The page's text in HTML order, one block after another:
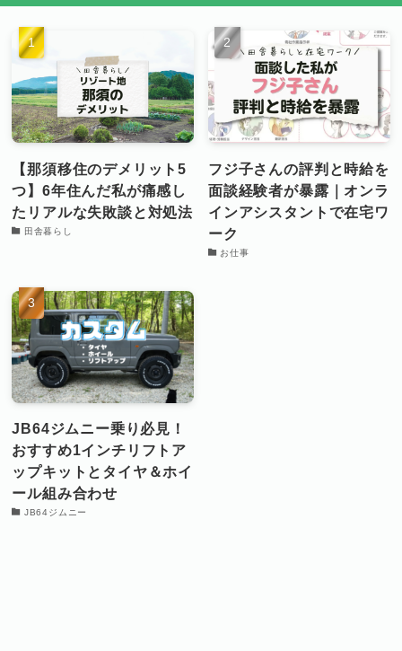
【那須移住のデメリット5
つ】6年住んだ私が痛感し
たリアルな失敗談と対処法
田舎暮らし
フジ子さんの評判と時給を
面談経験者が暴露｜オンラ
インアシスタントで在宅ワ
ーク
お仕事
JB64ジムニー乗り必見！
おすすめ1インチリフトア
ップキットとタイヤ＆ホイ
ール組み合わせ
JB64ジムニー